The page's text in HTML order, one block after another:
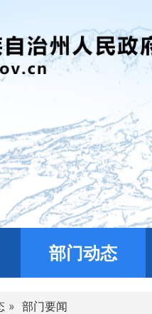
部门动态
» 部门要闻